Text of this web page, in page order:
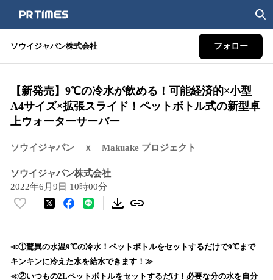
ソウイジャパン株式会社 フォロー
【新発売】9℃の冷水が飲める！可能経済的×小型
A4サイズ×拡張スライド！ペットボトル式の新型卓
上ウォーターサーバー
ソウイジャパン ｘ Makuake プロジェクト
ソウイジャパン株式会社
2022年6月9日 10時00分
い
！
数
を
≪①驚異の水温9℃の冷水！ペットボトルをセットするだけで9℃まで
キンキンに冷えた水を給水できます！≫
≪②いつもの2Lペットボトルをセットするだけ！必要な分の水を自分